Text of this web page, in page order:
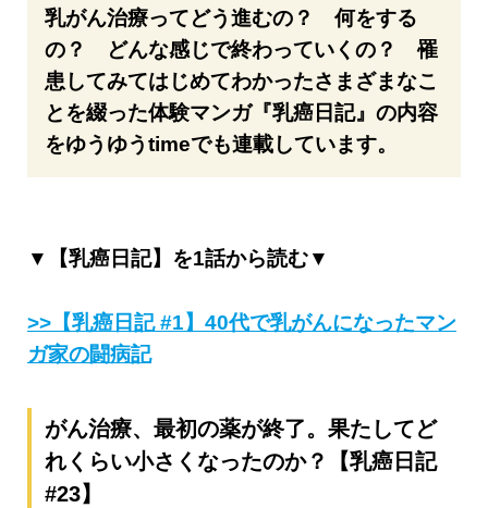
乳がん治療ってどう進むの？ 何をする
の？ どんな感じで終わっていくの？ 罹
患してみてはじめてわかったさまざまなこ
とを綴った体験マンガ『乳癌日記』の内容
をゆうゆうtimeでも連載しています。
▼【乳癌日記】を1話から読む▼
>>【乳癌日記 #1】40代で乳がんになったマン
ガ家の闘病記
がん治療、最初の薬が終了。果たしてど
れくらい小さくなったのか？【乳癌日記
#23】